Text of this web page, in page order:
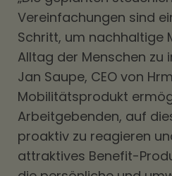
Vereinfachungen sind
Schritt, um nachhaltige
Alltag der Menschen zu
Jan Saupe, CEO von
Mobilitätsprodukt
Arbeitgebenden, auf
proaktiv zu reagieren
attraktives Benefit-